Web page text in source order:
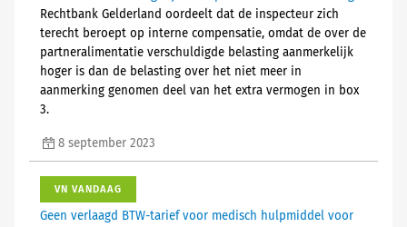
Rechtbank Gelderland oordeelt dat de inspecteur zich
terecht beroept op interne compensatie, omdat de over de
partneralimentatie verschuldigde belasting aanmerkelijk
hoger is dan de belasting over het niet meer in
aanmerking genomen deel van het extra vermogen in box
3.
8 september 2023
VN VANDAAG
Geen verlaagd BTW-tarief voor medisch hulpmiddel voor